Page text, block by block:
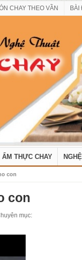
CHAY THEO VẦN BÀI
ẨM THỰC CHAY
con
con
mục: